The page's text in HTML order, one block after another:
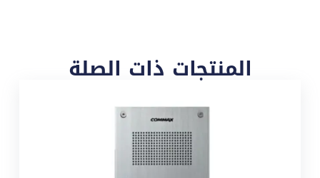
المنتجات ذات الصلة